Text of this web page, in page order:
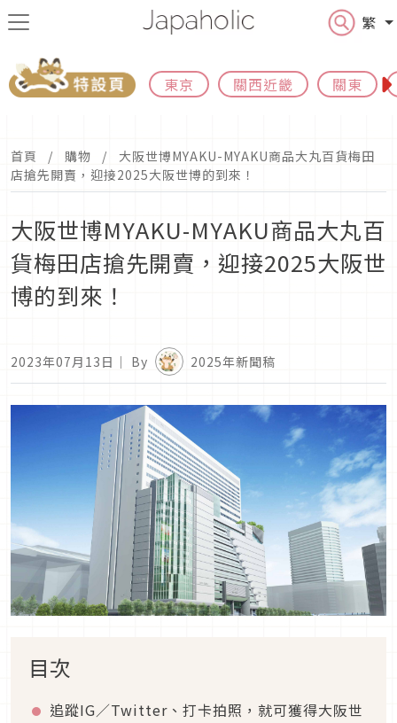
繁
東京 關西近畿 關東
首頁 購物
大阪世博MYAKU-MYAKU商品大丸百貨梅田
店搶先開賣，迎接2025大阪世博的到來！
大阪世博MYAKU-MYAKU商品大丸百
貨梅田店搶先開賣，迎接2025大阪世
博的到來！
2023年07月13日 ｜ By 2025年新聞稿
目次
追蹤IG／Twitter、打卡拍照，就可獲得大阪世